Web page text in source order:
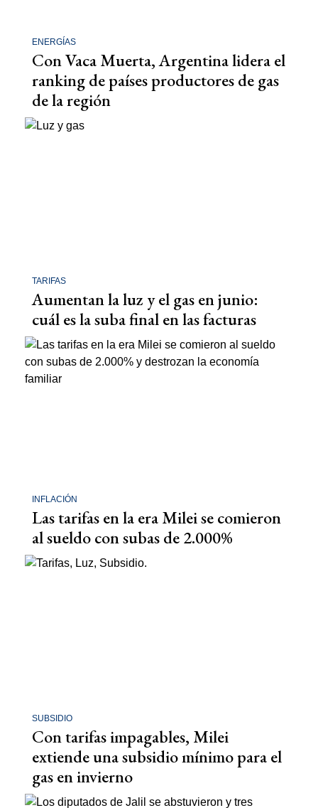
ENERGÍAS
Con Vaca Muerta, Argentina lidera el
ranking de países productores de gas
de la región
TARIFAS
Aumentan la luz y el gas en junio:
cuál es la suba final en las facturas
INFLACIÓN
Las tarifas en la era Milei se comieron
al sueldo con subas de 2.000%
SUBSIDIO
Con tarifas impagables, Milei
extiende una subsidio mínimo para el
gas en invierno